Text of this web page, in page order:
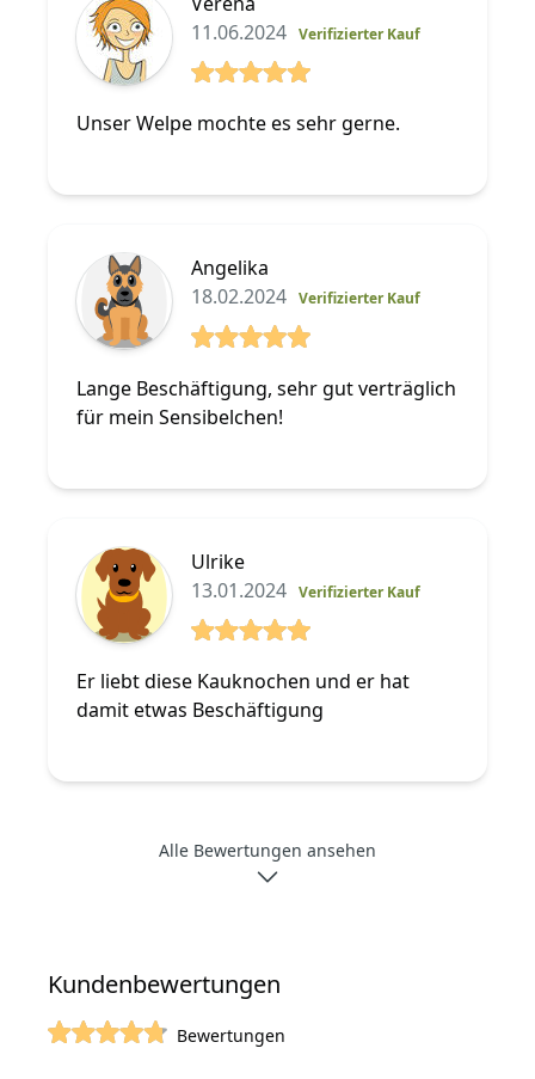
11.06.2024 Verifizierter Kauf
Unser Welpe mochte es sehr gerne.
Angelika
18.02.2024 Verifizierter Kauf
Lange Beschäftigung, sehr gut verträglich
für mein Sensibelchen!
Ulrike
13.01.2024 Verifizierter Kauf
Er liebt diese Kauknochen und er hat
damit etwas Beschäftigung
Alle Bewertungen ansehen
Kundenbewertungen
Bewertungen